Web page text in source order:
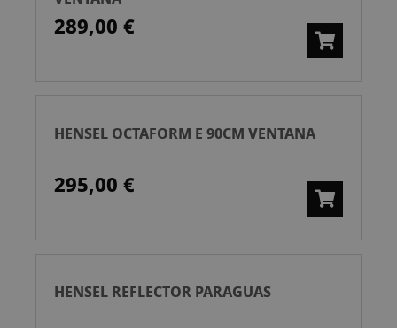
289,00 €
HENSEL OCTAFORM E 90CM VENTANA
295,00 €
HENSEL REFLECTOR PARAGUAS